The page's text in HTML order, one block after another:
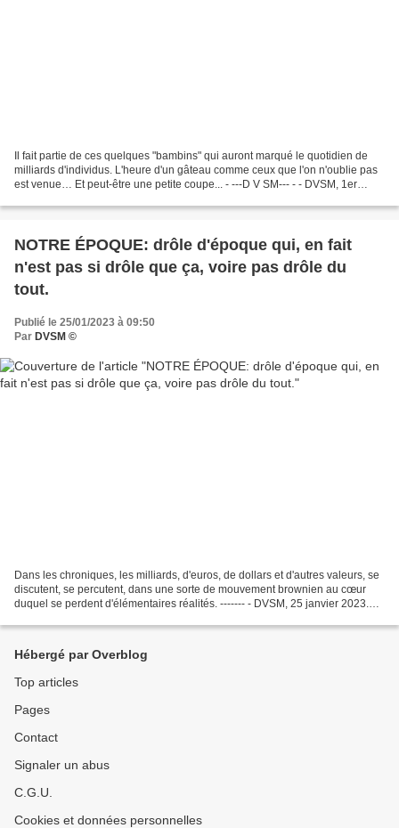
Il fait partie de ces quelques "bambins" qui auront marqué le quotidien de
milliards d'individus. L'heure d'un gâteau comme ceux que l'on n'oublie pas
est venue… Et peut-être une petite coupe... - ---D V SM--- - - DVSM, 1er
NOTRE ÉPOQUE: drôle d'époque qui, en fait
n'est pas si drôle que ça, voire pas drôle du
tout.
Publié le 25/01/2023 à 09:50
Par DVSM ©
Dans les chroniques, les milliards, d'euros, de dollars et d'autres valeurs, se
discutent, se percutent, dans une sorte de mouvement brownien au cœur
duquel se perdent d'élémentaires réalités. ------- - DVSM, 25 janvier 2023.
Hébergé par Overblog
Top articles
Pages
Contact
Signaler un abus
C.G.U.
Cookies et données personnelles